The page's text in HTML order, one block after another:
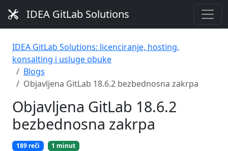
IDEA GitLab Solutions
IDEA GitLab Solutions: licenciranje, hosting,
konsalting i usluge obuke
Blogs
Objavljena GitLab 18.6.2 bezbednosna zakrpa
Objavljena GitLab 18.6.2
bezbednosna zakrpa
189 reči 1 minut